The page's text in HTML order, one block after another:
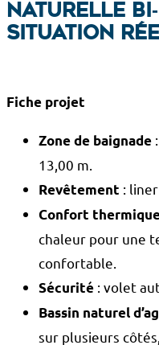
naturelle
situation
Fiche projet
Zone de baignade
13,00 m.
Revêtement :
Confort
chaleur pour une
confortable.
Sécurité : volet
Bassin naturel
sur plusieurs